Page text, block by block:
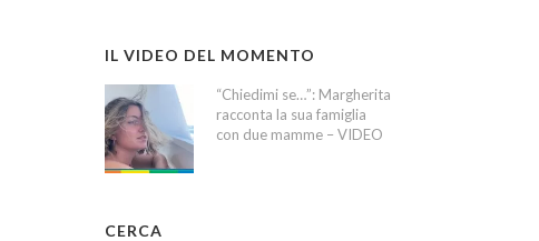
IL VIDEO DEL MOMENTO
“Chiedimi se…”: Margherita
racconta la sua famiglia
con due mamme – VIDEO
CERCA